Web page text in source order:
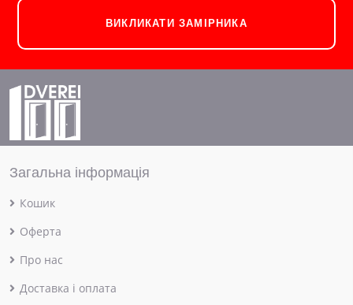
ВИКЛИКАТИ ЗАМІРНИКА
Загальна інформація
Кошик
Оферта
Про нас
Доставка і оплата